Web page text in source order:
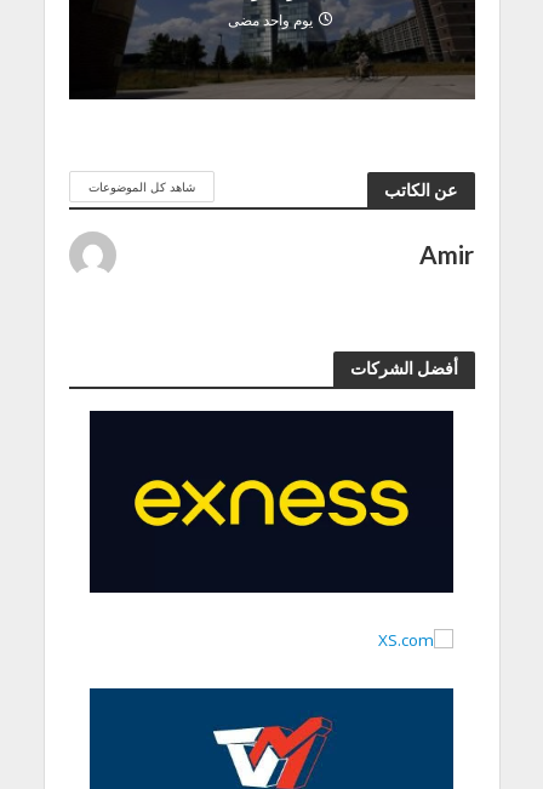
يوم واحد مضى
عن الكاتب شاهد كل الموضوعات
Amir
أفضل الشركات